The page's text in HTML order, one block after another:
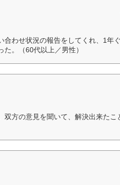
わせ状況の報告をしてくれ、1年
。（60代以上／男性）
方の意見を聞いて、解決出来たこ